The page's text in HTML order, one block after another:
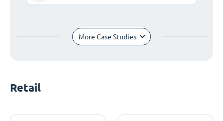
More Case Studies
Retail